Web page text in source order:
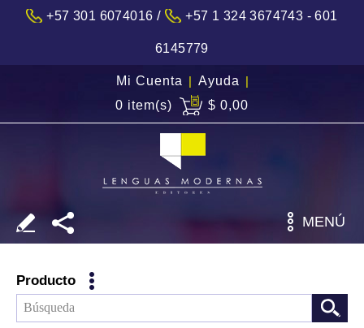
+57 301 6074016 / +57 1 324 3674743 - 601
6145779
Mi Cuenta | Ayuda |
0 item(s)
$ 0,00
MENÚ
Producto